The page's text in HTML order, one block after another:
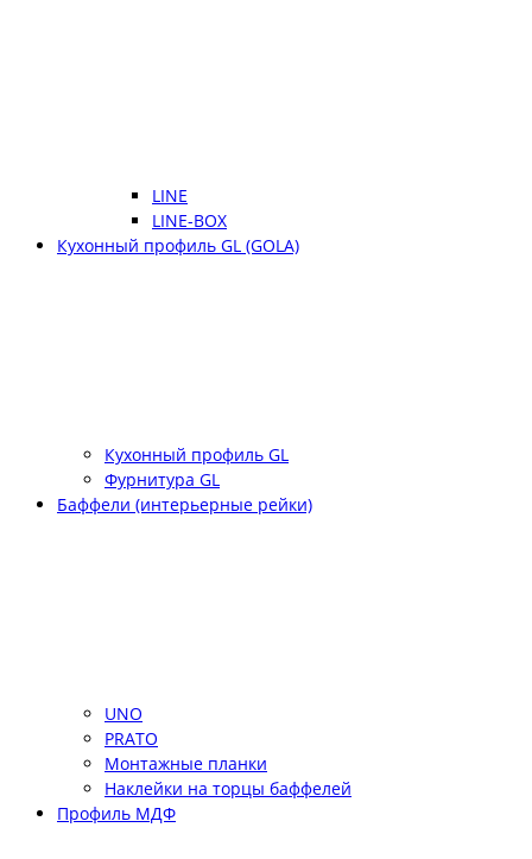
LINE
LINE-BOX
Кухонный профиль GL (GOLA)
Кухонный профиль GL
Фурнитура GL
Баффели (интерьерные рейки)
UNO
PRATO
Монтажные планки
Наклейки на торцы баффелей
Профиль МДФ